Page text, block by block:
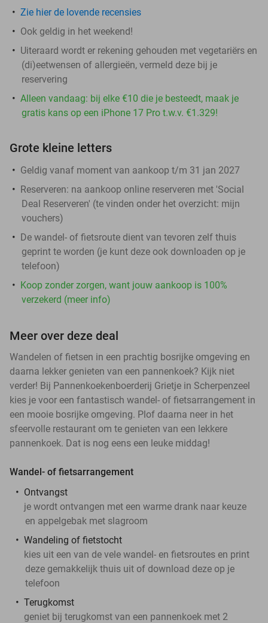
Zie hier de lovende recensies
Ook geldig in het weekend!
Uiteraard wordt er rekening gehouden met vegetariërs en
(di)eetwensen of allergieën, vermeld deze bij je
reservering
Alleen vandaag: bij elke €10 die je besteedt, maak je
gratis kans op een iPhone 17 Pro t.w.v. €1.329!
Grote kleine letters
Geldig vanaf moment van aankoop t/m 31 jan 2027
Reserveren: na aankoop online reserveren met 'Social
Deal Reserveren' (te vinden onder het overzicht: mijn
vouchers)
De wandel- of fietsroute dient van tevoren zelf thuis
geprint te worden (je kunt deze ook downloaden op je
telefoon)
Koop zonder zorgen, want jouw aankoop is 100%
verzekerd (meer info)
Meer over deze deal
Wandelen of fietsen in een prachtig bosrijke omgeving en
daarna lekker genieten van een pannenkoek? Kijk niet
verder! Bij Pannenkoekenboerderij Grietje in Scherpenzeel
kies je voor een fantastisch wandel- of fietsarrangement in
een mooie bosrijke omgeving. Plof daarna neer in het
sfeervolle restaurant om te genieten van een lekkere
pannenkoek. Dat is nog eens een leuke middag!
Wandel- of fietsarrangement
Ontvangst
je wordt ontvangen met een warme drank naar keuze
en appelgebak met slagroom
Wandeling of fietstocht
kies uit een van de vele wandel- en fietsroutes en print
deze gemakkelijk thuis uit of download deze op je
telefoon
Terugkomst
geniet bij terugkomst van een pannenkoek met 2